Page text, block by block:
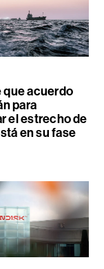
que acuerdo
para
el estrecho de
en su fase